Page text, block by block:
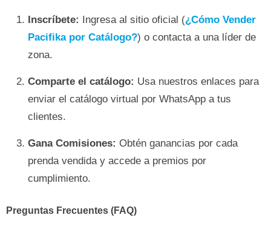
Inscríbete: Ingresa al sitio oficial (¿Cómo Vender
Pacifika por Catálogo?) o contacta a una líder de
zona.
Comparte el catálogo: Usa nuestros enlaces para
enviar el catálogo virtual por WhatsApp a tus
clientes.
Gana Comisiones: Obtén ganancias por cada
prenda vendida y accede a premios por
cumplimiento.
Preguntas Frecuentes (FAQ)